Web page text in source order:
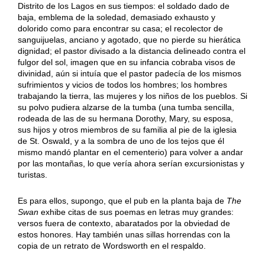
Distrito de los Lagos en sus tiempos: el soldado dado de
baja, emblema de la soledad, demasiado exhausto y
dolorido como para encontrar su casa; el recolector de
sanguijuelas, anciano y agotado, que no pierde su hierática
dignidad; el pastor divisado a la distancia delineado contra el
fulgor del sol, imagen que en su infancia cobraba visos de
divinidad, aún si intuía que el pastor padecía de los mismos
sufrimientos y vicios de todos los hombres; los hombres
trabajando la tierra, las mujeres y los niños de los pueblos. Si
su polvo pudiera alzarse de la tumba (una tumba sencilla,
rodeada de las de su hermana Dorothy, Mary, su esposa,
sus hijos y otros miembros de su familia al pie de la iglesia
de St. Oswald, y a la sombra de uno de los tejos que él
mismo mandó plantar en el cementerio) para volver a andar
por las montañas, lo que vería ahora serían excursionistas y
turistas.
Es para ellos, supongo, que el pub en la planta baja de The
Swanexhibe citas de sus poemas en letras muy grandes:
versos fuera de contexto, abaratados por la obviedad de
estos honores. Hay también unas sillas horrendas con la
copia de un retrato de Wordsworth en el respaldo.